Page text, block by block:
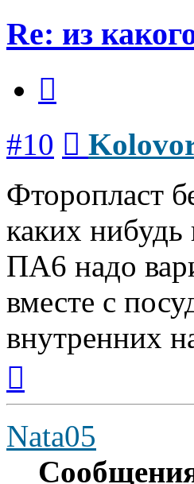
Re: из
#10
Фторопласт
каких
ПА6 надо
вместе с
внутренних
началу
Nata05